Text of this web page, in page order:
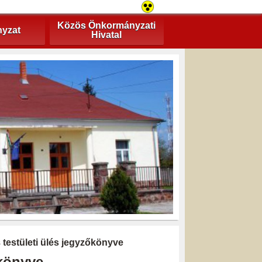
Közös Önkormányzati
Hivatal
testületi ülés jegyzőkönyve